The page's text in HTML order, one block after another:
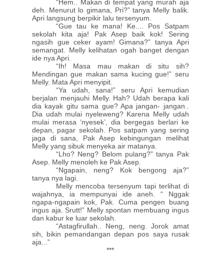
“Hem.. Makan di tempat yang murah aja
deh. Menurut lo gimana, Pri?” tanya Melly balik.
Apri langsung berpikir lalu tersenyum.
“Gue tau ke mana! Ke.... Pos Satpam
sekolah kita aja! Pak Asep baik kok! Sering
ngasih gue ceker ayam! Gimana?” tanya Apri
semangat. Melly kelihatan ogah banget dengan
ide nya Apri.
“Ih! Masa mau makan di situ sih?
Mendingan gue makan sama kucing gue!” seru
Melly. Mata Apri menyipit.
“Ya udah, sana!” seru Apri kemudian
berjalan menjauhi Melly. Hah? Udah berapa kali
dia kayak gitu sama gue? Apa jangan- jangan..
Dia udah mulai nyeleweng? Karena Melly udah
mulai merasa ‘nyesek’, dia bergegas berlari ke
depan, pagar sekolah. Pos satpam yang sering
jaga di sana, Pak Asep kebingungan melihat
Melly yang sibuk menyeka air matanya.
“Lho? Neng? Belom pulang?” tanya Pak
Asep. Melly menoleh ke Pak Asep.
“Ngapain, neng? Kok bengong aja?”
tanya nya lagi.
Melly mencoba tersenyum tapi terlihat di
wajahnya, ia mempunyai ide aneh. “ Nggak
ngapa-ngapain kok, Pak. Cuma pengen buang
ingus aja. Srutt!” Melly spontan membuang ingus
dan kabur ke luar sekolah.
“Astagfirullah.. Neng, neng. Jorok amat
sih, bikin pemandangan depan pos saya rusak
aja...”
***